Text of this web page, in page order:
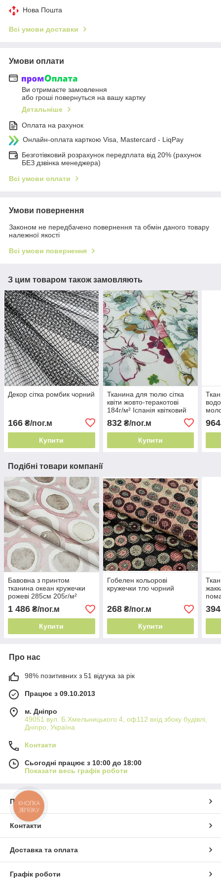
Нова Пошта
Всі умови доставки
Умови оплати
Ви отримаєте замовлення
або гроші повернуться на вашу картку
Детальніше
Оплата на рахунок
Онлайн-оплата карткою Visa, Mastercard - LiqPay
Безготівковий розрахунок передплата від 20% (рахунок
БЕЗ дзвінка менеджера)
Всі умови оплати
Умови повернення
Законом не передбачено повернення та обмін даного товару
належної якості
Всі умови повернення
З цим товаром також замовляють
Декор сітка ромбик чорний
166 ₴/пог.м
Купити
Тканина для тюлю сітка
квіти жовто-теракотові
184г/м² Іспанія квітковий
832₴/пог.м
Купити
964
Подібні товари компанії
Бавовна з принтом
тканина океан кружечки
рожеві 285см 205г/м²
Італія графічний принт
1 486 ₴/пог.м
Купити
Гобелен кольорові
кружечки тло чорний
268₴/пог.м
Купити
394
Про нас
98% позитивних з 51 відгука за рік
Працює з 09.10.2013
м. Дніпро
49051 вул. Б.Хмельницького 4, оф112 вхід збоку будівлі,
Дніпро, Україна
Контакти
Сьогодні працює з 10:00 до 18:00
Показати весь графік роботи
Про нас
Контакти
Доставка та оплата
Графік роботи
КНОПКА
ЗВ'ЯЗКУ